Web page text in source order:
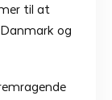
til at
og